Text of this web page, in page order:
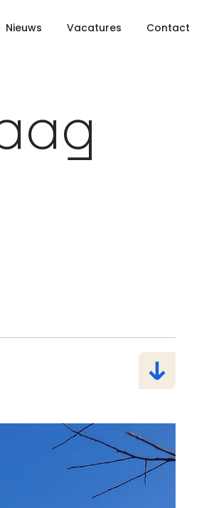
Nieuws Vacatures Contact